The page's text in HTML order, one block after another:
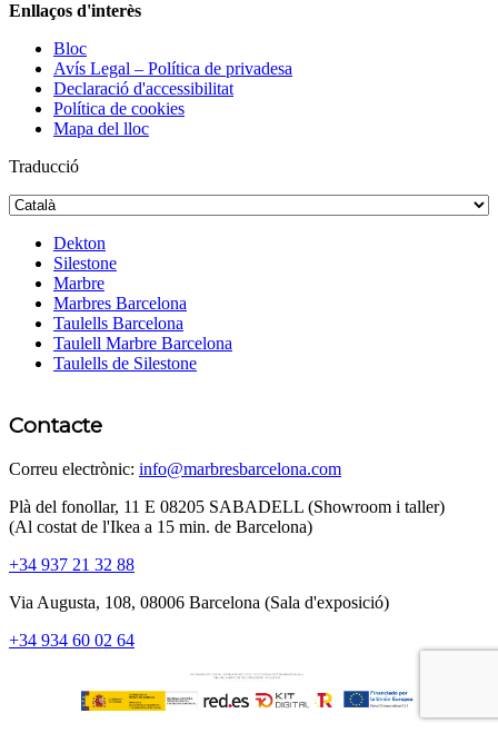
Enllaços d'interès
Bloc
Avís Legal – Política de privadesa
Declaració d'accessibilitat
Política de cookies
Mapa del lloc
Traducció
Dekton
Silestone
Marbre
Marbres Barcelona
Taulells Barcelona
Taulell Marbre Barcelona
Taulells de Silestone
Contacte
Correu electrònic: info@marbresbarcelona.com
Plà del fonollar, 11 E 08205 SABADELL (Showroom i taller)
(Al costat de l'Ikea ​​a 15 min. de Barcelona)
+34 937 21 32 88
Via Augusta, 108, 08006 Barcelona (Sala d'exposició)
+34 934 60 02 64